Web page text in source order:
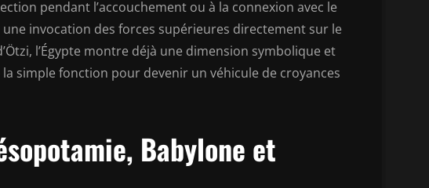
pendant l’accouchement ou à la connexion avec le
invocation des forces supérieures directement sur le
l’Égypte montre déjà une dimension symbolique et
simple fonction pour devenir un véhicule de croyances
Babylone et